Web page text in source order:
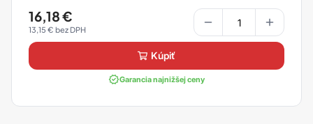
16,18€
13,15 €
kúpiť
Garancia najnižšej ceny